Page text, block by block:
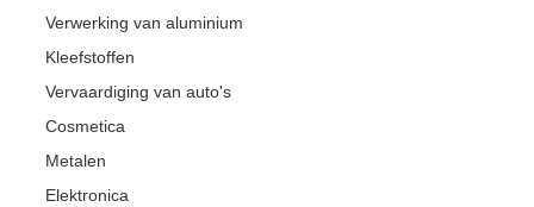
Verwerking van aluminium
Kleefstoffen
Vervaardiging van auto's
Cosmetica
Metalen
Elektronica